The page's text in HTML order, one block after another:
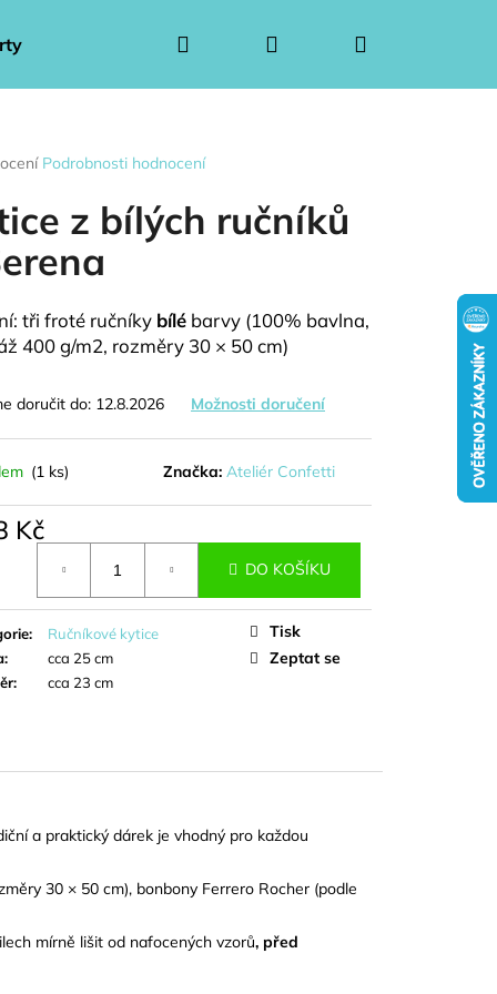
Ponožkové kytice pro muže Ponožkové kytice
Přihlášení
Podrobnosti hodnocení
z bílých ručníků
tři froté ručníky bílé barvy (100% bavlna,
400 g/m2, rozměry 30 × 50 cm)
doručit do: 12.8.2026 Možnosti doručení
(1 ks) Značka: Ateliér Confetti
Kč
DO KOŠÍKU
:
Ručníkové kytice
:
cca 25 cm
: cca 23 cm
Tisk
Zeptat se
a praktický dárek je vhodný pro každou
30 × 50 cm), bonbony Ferrero Rocher (podle
mírně lišit od nafocených vzorů, před
Následující
DORT - IVA